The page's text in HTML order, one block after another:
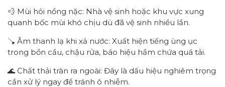
💨 Mùi hôi nồng nặc: Nhà vệ sinh hoặc khu vực xung
quanh bốc mùi khó chịu dù đã vệ sinh nhiều lần.
🪠 Âm thanh lạ khi xả nước: Xuất hiện tiếng ùng ục
trong bồn cầu, chậu rửa, báo hiệu hầm chứa quá tải.
🌊 Chất thải tràn ra ngoài: Đây là dấu hiệu nghiêm trọng
cần xử lý ngay để tránh ô nhiễm.